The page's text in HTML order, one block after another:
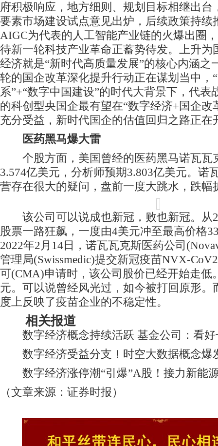
府积极响应，地方细则、规划目标相继出台
要素市场建设试点意见出炉，后续政策持续
AIGC为代表的人工智能产业链的火爆出圈
待新一轮科技产业革命正蓄势待发。上升为
经济就是“新时代高质量发展”的核心内涵之
轮的国企改革深化提升行动正在谋划当中，
系”+“数字中国建设”的时代大背景下，代表
的科创型央国企最有望在“数字经济+国企改
充分受益，新时代国企的估值回归之路正在
医药黑马爆大雷
个股方面，美国曾经的医药黑马诺瓦瓦
3.574亿美元，分析师预期3.803亿美元。诺
营存在很大的疑问，盘前一度大跳水，跌幅
该公司可以说成也新冠，败也新冠。从
股票一路狂飙，一度由4美元冲至最高价格
2022年2月14日，诺瓦瓦克斯医药公司
管理局(Swissmedic)提交新冠疫苗NVX-
可(CMA)申请时，该公司股价已经开始走低
元。可以说曾经风光过，如今被打回原形。
度上反映了疫苗企业的不稳定性。
相关报道
数字经济概念持续活跃 基金公司：看好
数字经济受益分支！时空大数据概念爆
数字经济涨停潮“引爆”A股！接力新能
（文章来源：证券时报）